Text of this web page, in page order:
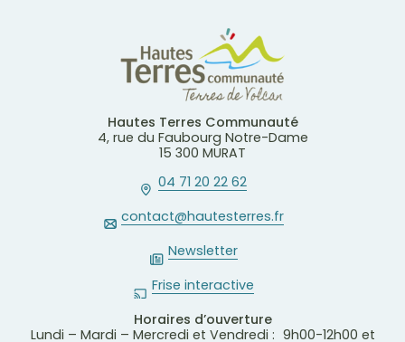
Hautes Terres Communauté
4, rue du Faubourg Notre-Dame
15 300 MURAT
04 71 20 22 62
contact@hautesterres.fr
Newsletter
Frise interactive
Horaires d’ouverture
Lundi – Mardi – Mercredi et Vendredi : 9h00-12h00 et